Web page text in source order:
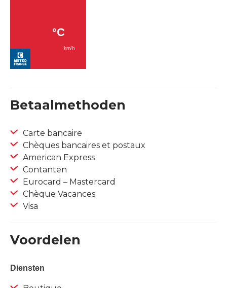
Betaalmethoden
Carte bancaire
Chèques bancaires et postaux
American Express
Contanten
Eurocard – Mastercard
Chèque Vacances
Visa
Voordelen
Diensten